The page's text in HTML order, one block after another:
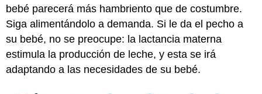
bebé parecerá más hambriento que de costumbre.
Siga alimentándolo a demanda. Si le da el pecho a
su bebé, no se preocupe: la lactancia materna
estimula la producción de leche, y esta se irá
adaptando a las necesidades de su bebé.